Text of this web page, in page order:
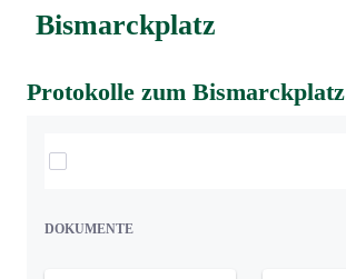
Bismarckplatz
Protokolle zum Bismarckplatz
DOKUMENTE